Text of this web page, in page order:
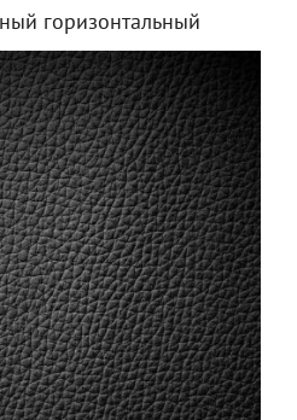
горизонтальный